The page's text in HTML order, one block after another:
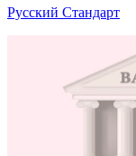
Русский Стандарт